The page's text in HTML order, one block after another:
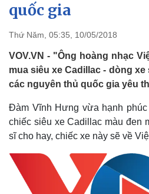
Quốc hội
Nhận diện sự thật
quốc gia
Thứ Năm, 05:35, 10/05/2018
VOV.VN - "Ông hoàng nhạc
mua siêu xe Cadillac - dòng
các nguyên thủ quốc gia yêu
Đàm Vĩnh Hưng vừa hạnh
chiếc siêu xe Cadillac màu đen
sĩ cho hay, chiếc xe này sẽ về